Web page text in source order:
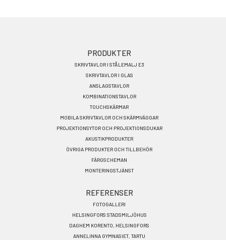
PRODUKTER
SKRIVTAVLOR I STÅLEMALJ E3
SKRIVTAVLOR I GLAS
ANSLAGSTAVLOR
KOMBINATIONSTAVLOR
TOUCHSKÄRMAR
MOBILA SKRIVTAVLOR OCH SKÄRMVÄGGAR
PROJEKTIONSYTOR OCH PROJEKTIONSDUKAR
AKUSTIKPRODUKTER
ÖVRIGA PRODUKTER OCH TILLBEHÖR
FÄRGSCHEMAN
MONTERINGSTJÄNST
REFERENSER
FOTOGALLERI
HELSINGFORS STADSMILJÖHUS
DAGHEM KORENTO, HELSINGFORS
ANNELINNA GYMNASIET, TARTU